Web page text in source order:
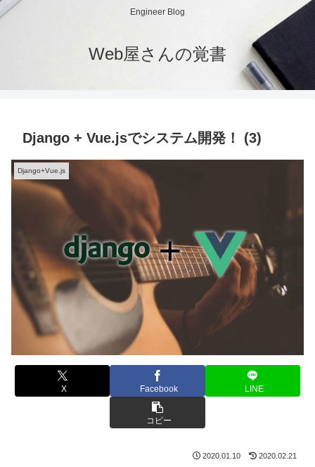
Engineer Blog
Web屋さんの覚書
Django + Vue.jsでシステム開発！ (3)
Django+Vue.js
X Facebook LINE
コピー
2020.01.10 2020.02.21